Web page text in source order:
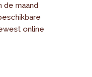
de maand
online